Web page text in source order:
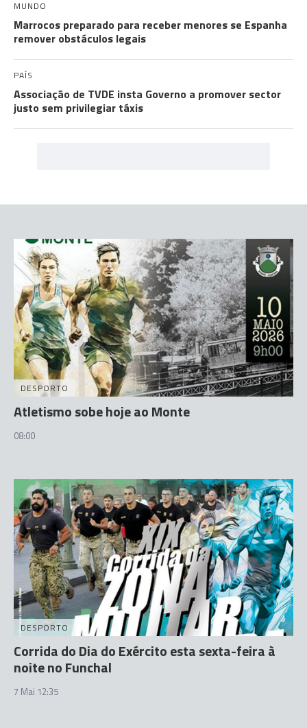
MUNDO
Marrocos preparado para receber menores se Espanha
remover obstáculos legais
PAÍS
Associação de TVDE insta Governo a promover sector
justo sem privilegiar táxis
DESPORTO
Atletismo sobe hoje ao Monte
08:00
DESPORTO
Corrida do Dia do Exército esta sexta-feira à
noite no Funchal
7 Mai 12:35